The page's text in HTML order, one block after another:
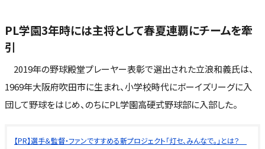
PL学園3年時には主将として春夏連覇にチームを牽
引
2019年の野球殿堂プレーヤー表彰で選出された立浪和義氏は、
1969年大阪府吹田市に生まれ、小学校時代にボーイズリーグに入
団して野球をはじめ、のちにPL学園高硬式野球部に入部した。
【PR】選手＆監督・ファンですすめる新プロジェクト「灯セ、みんなで。」とは？